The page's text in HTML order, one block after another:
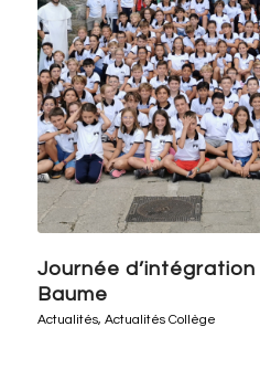
Journée
Baume
Actualités, Actualités Collège